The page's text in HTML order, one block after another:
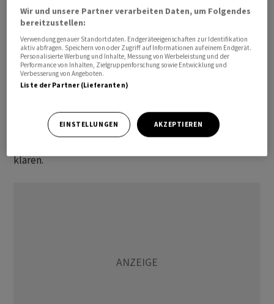
Bereits im April hatten sich Israel und der Libanon auf
eine Feuerpause geeinigt, die im Mai verlängert wurde.
Die Kämpfe gingen jedoch weiter. Israel war im März in
den Libanon einmarschiert, um die Hisbollah
zurückzudrängen. Die Miliz hatte zuvor ‌das israelische
der Woche vom 22. Juni wollen beide Seiten ihre
direkten Gespräche fortsetzen, um ein umfassendes
klären.
Wir und unsere Partner verarbeiten Daten, um Folgendes
bereitzustellen:
Verwendung genauer Standortdaten. Endgeräteeigenschaften zur Identifikation
aktiv abfragen. Speichern von oder Zugriff auf Informationen auf einem Endgerät.
Personalisierte Werbung und Inhalte, Messung von Werbeleistung und der
Performance von Inhalten, Zielgruppenforschung sowie Entwicklung und
Verbesserung von Angeboten.
Liste der Partner (Lieferanten)
EINSTELLUNGEN AKZEPTIEREN